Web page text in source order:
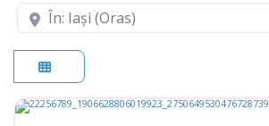
aproape